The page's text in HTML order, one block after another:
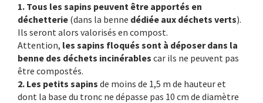
1. Tous les sapins peuvent être apportés en
déchetterie (dans la benne dédiée aux déchets verts).
Ils seront alors valorisés en compost.
Attention, les sapins floqués sont à déposer dans la
benne des déchets incinérables car ils ne peuvent pas
être compostés.
2. Les petits sapins de moins de 1,5 m de hauteur et
dont la base du tronc ne dépasse pas 10 cm de diamètre